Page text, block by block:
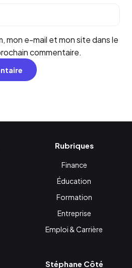
mon e-mail et mon site dans le
commentaire.
Rubriques
Finance
Éducation
Formation
Entreprise
Emploi & Carrière
Stéphane Côté